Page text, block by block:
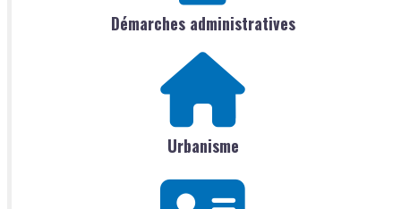
Démarches administratives
Urbanisme